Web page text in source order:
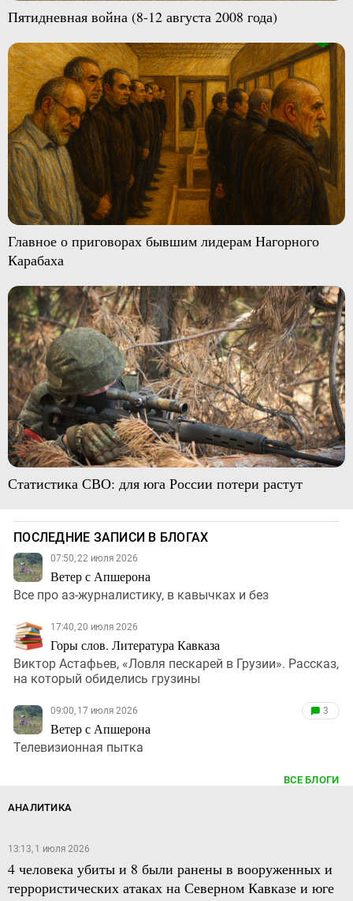
Пятидневная война (8-12 августа 2008 года)
Главное о приговорах бывшим лидерам Нагорного
Карабаха
Статистика СВО: для юга России потери растут
ПОСЛЕДНИЕ ЗАПИСИ В БЛОГАХ
07:50, 22 июля 2026
Ветер с Апшерона
Все про аз-журналистику, в кавычках и без
17:40, 20 июля 2026
Горы слов. Литература Кавказа
Виктор Астафьев, «Ловля пескарей в Грузии». Рассказ,
на который обиделись грузины
09:00, 17 июля 2026
Ветер с Апшерона
3
Телевизионная пытка
ВСЕ БЛОГИ
АНАЛИТИКА
13:13, 1 июля 2026
4 человека убиты и 8 были ранены в вооруженных и
террористических атаках на Северном Кавказе и юге